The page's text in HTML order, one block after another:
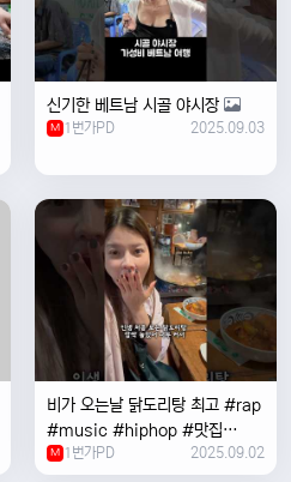
신기한 베트남 시골 야시장
M 1번가PD 2025.09.03
비가 오는날 ￼닭도리탕 최고 #rap
#music #hiphop #맛집
#travel #여행 #food ￼
M 1번가PD 2025.09.02